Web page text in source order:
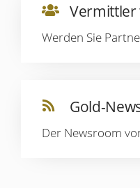
Werden Sie
Gold-
Der Newsroom